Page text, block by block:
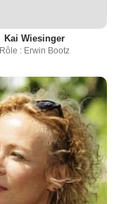
Kai Wiesinger
Rôle : Erwin Bootz